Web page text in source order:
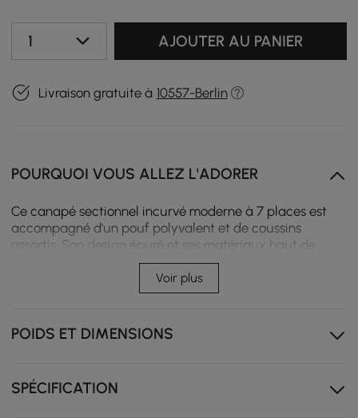
1 AJOUTER AU PANIER
Livraison gratuite à 10557-Berlin
POURQUOI VOUS ALLEZ L'ADORER
Ce canapé sectionnel incurvé moderne à 7 places est
accompagné d'un pouf polyvalent et de coussins
assortis. Son design épuré et ses matériaux haut de
gamme lui confèrent élégance et confort, mettant en
valeur les deux caractéristiques de tout espace de vie.
Parfait pour les grands salons ou les espaces
atmosphère raffinée propice au divertissement et à la
détente.
Cadre en bois
Voir plus
POIDS ET DIMENSIONS
SPÉCIFICATION